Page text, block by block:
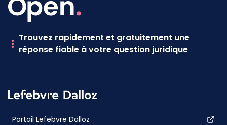
Trouvez rapidement et gratuitement une
réponse fiable à votre question juridique
Portail Lefebvre Dalloz